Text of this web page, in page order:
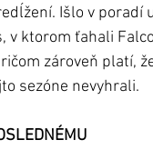
Išlo v poradí
v ktorom ťahali
zároveň platí,
sezóne nevyhrali.